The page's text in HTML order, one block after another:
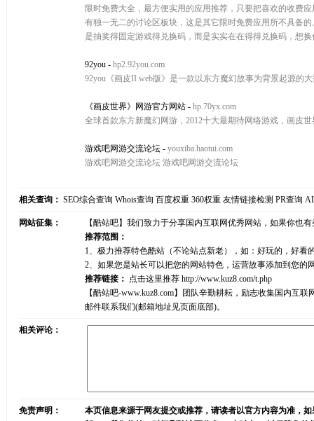
限时免费大全，最方便实用的应用推荐，只要把喜欢的收费
有独一无二的讨论区板块，这是其它限时免费应用所不具备
是抽奖得固定游戏得兑换码，而是实实在在得得兑换码，想
92you - hp2.92you.com
92you《画皮II web版》是一款以东方魔幻故事为背景起源的
《画皮世界》网游官方网站 - hp.70yx.com
全球首款东方新魔幻网游，2012十大最期待网络游戏，画皮
游戏吧网游交流论坛 - youxiba.haotui.com
游戏吧网游交流论坛 游戏吧网游交流论坛
相关查询： SEO综合查询 Whois查询 百度权重 360权重 友情链接检测 PR查询
网站征集：
【酷站吧】我们致力于分享国内互联网优秀网站，如果你也
推荐范围：
1、极力推荐特色酷站（不论站点新老），如：好玩的，好
2、如果您是站长可以把您的网站特色，运营故事添加到您
推荐链接： 点击这里推荐 http://www.kuz8.com/t.php
【酷站吧-www.kuz8.com】团队辛勤耕耘，励志收集国内互
邮件联系我们(邮箱地址见页面底部)。
相关评论：
免责声明：
本页信息来源于网友提交或推荐，请读者以官方内容为准，